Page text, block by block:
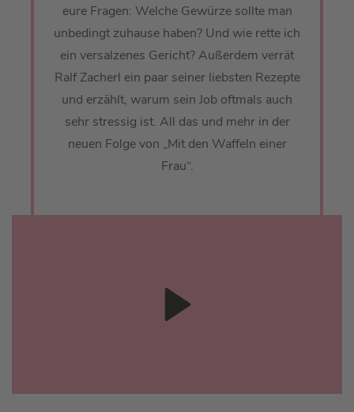
eure Fragen: Welche Gewürze sollte man
unbedingt zuhause haben? Und wie rette ich
ein versalzenes Gericht? Außerdem verrät
Ralf Zacherl ein paar seiner liebsten Rezepte
und erzählt, warum sein Job oftmals auch
sehr stressig ist. All das und mehr in der
neuen Folge von „Mit den Waffeln einer
Frau“.